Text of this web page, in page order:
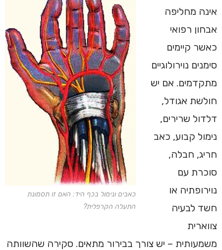
כאבים ונימול בכף היד: האם זו תסמונת
התעלה הקרפלית?
אינה מחליפה
אבחון רפואי
כאשר קיימים
סימנים נוירולוגיים
מתקדמים. אם יש
חולשת אגודל,
דלדול שרירים,
נימול קבוע, כאב
חריג, חבלה,
סוכרת עם
נוירופתיה או
חשד לבעיה
צווארית
משמעותית – יש צורך בבירור מתאים. סקירה שהשוותה